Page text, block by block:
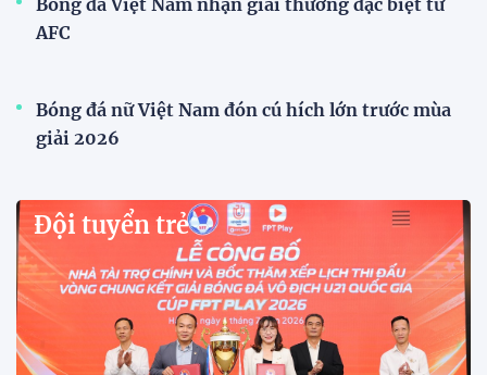
Bóng đá Việt Nam nhận giải thưởng đặc biệt từ
AFC
Bóng đá nữ Việt Nam đón cú hích lớn trước mùa
giải 2026
Đội tuyển trẻ